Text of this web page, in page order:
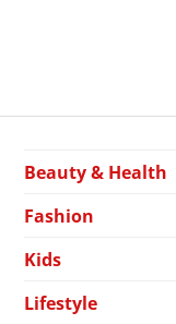
Beauty & Health
Fashion
Kids
Lifestyle